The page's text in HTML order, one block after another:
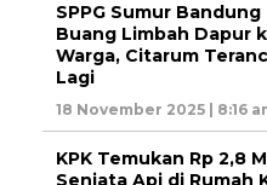
SPPG Sumur
Buang Limbah Dapur
Warga, Citarum
Lagi
18 November 2025 | 8:16
KPK Temukan Rp 2,8
Senjata Api di Rumah